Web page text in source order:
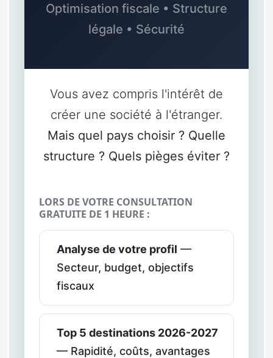
Optimisation fiscale • Structure
légale • Sécurité
Vous avez compris l'intérêt de
créer une société à l'étranger.
Mais quel pays choisir ? Quelle
structure ? Quels pièges éviter ?
LORS DE VOTRE CONSULTATION
GRATUITE DE 1 HEURE :
Analyse de votre profil —
Secteur, budget, objectifs
fiscaux
Top 5 destinations 2026-2027
— Rapidité, coûts, avantages